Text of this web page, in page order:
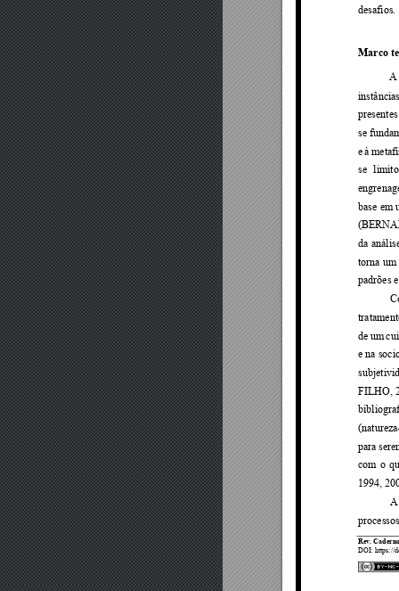
Rev.
DOI: https://
desafios.
Marco
se
e à
se
base em
da
torna um
padrões
de um
e na
FILHO,
para s
com o
1994,